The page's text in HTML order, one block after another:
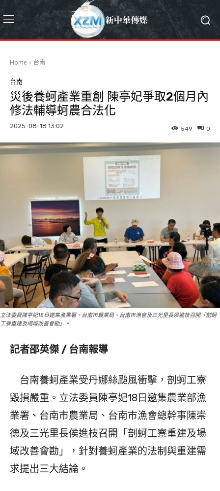
Home 台南
台南
災後養蚵產業重創 陳亭妃爭取2個月內
修法輔導蚵農合法化
2025-08-18 13:02 0
549
立法委員陳亭妃18日邀集漁業署、台南市農業局、台南市漁會及三光里長侯進枝召開「剖蚵
工寮重建及場域改善會勘」。
記者邵英傑 / 台南報導
台南養蚵產業受丹娜絲颱風衝擊，剖蚵工寮
毀損嚴重。立法委員陳亭妃18日邀集農業部漁
業署、台南市農業局、台南市漁會總幹事陳崇
德及三光里長侯進枝召開「剖蚵工寮重建及場
域改善會勘」，針對養蚵產業的法制與重建需
求提出三大結論。